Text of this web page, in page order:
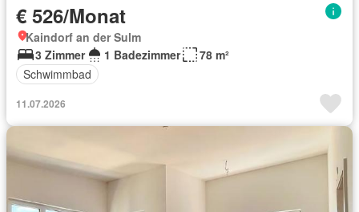
€ 526/Monat
Kaindorf an der Sulm
3 Zimmer
1 Badezimmer
78 m²
Schwimmbad
11.07.2026